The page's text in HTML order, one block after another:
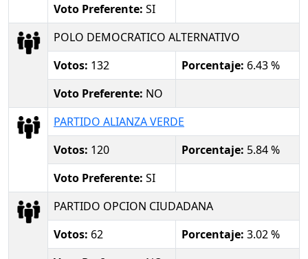
Voto Preferente: SI
POLO DEMOCRATICO ALTERNATIVO
Votos: 132 Porcentaje: 6.43 %
Voto Preferente: NO
PARTIDO ALIANZA VERDE
Votos: 120 Porcentaje: 5.84 %
Voto Preferente: SI
PARTIDO OPCION CIUDADANA
Votos: 62 Porcentaje: 3.02 %